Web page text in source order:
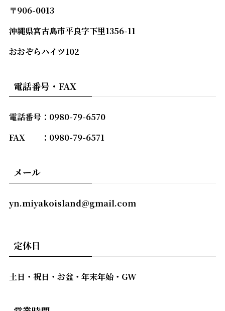
〒906-0013
沖縄県宮古島市平良字下里1356-11
おおぞらハイツ102
電話番号・FAX
電話番号：0980-79-6570
FAX ：0980-79-6571
メール
yn.miyakoisland@gmail.com
定休日
土日・祝日・お盆・年末年始・GW